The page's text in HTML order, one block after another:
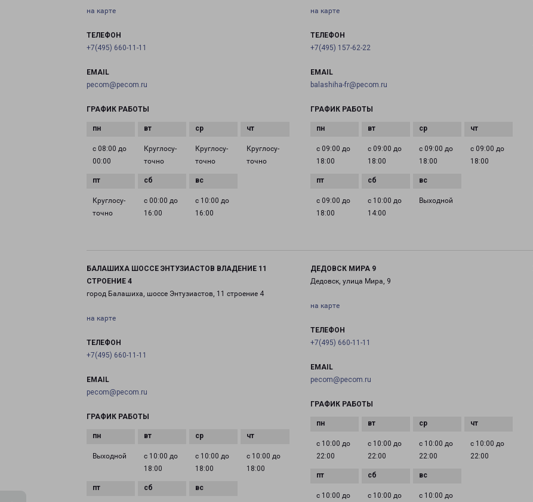
на карте
ТЕЛЕФОН
+7(495) 660-11-11
EMAIL
pecom@pecom.ru
ГРАФИК РАБОТЫ
с 08:00 до
00:00
Круглосу­
точно
Круглосу­
точно
Круглосу­
точно
Круглосу­
точно
с 00:00 до
16:00
с 10:00 до
16:00
на карте
ТЕЛЕФОН
+7(495) 157-62-22
EMAIL
balashiha-fr@pecom.ru
ГРАФИК РАБОТЫ
с 09:00 до
18:00
с 09:00 до
18:00
с 09:00 до
18:00
с 09:00 до
18:00
с 09:00 до
18:00
с 10:00 до
14:00
Выходной
БАЛАШИХА ШОССЕ ЭНТУЗИАСТОВ ВЛАДЕНИЕ 11
СТРОЕНИЕ 4
город Балашиха, шоссе Энтузиастов, 11 строение 4
на карте
ТЕЛЕФОН
+7(495) 660-11-11
EMAIL
pecom@pecom.ru
ГРАФИК РАБОТЫ
Выходной
с 10:00 до
18:00
с 10:00 до
18:00
с 10:00 до
18:00
ДЕДОВСК МИРА 9
Дедовск, улица Мира, 9
на карте
ТЕЛЕФОН
+7(495) 660-11-11
EMAIL
pecom@pecom.ru
ГРАФИК РАБОТЫ
с 10:00 до
22:00
с 10:00 до
22:00
с 10:00 до
22:00
с 10:00 до
22:00
с 10:00 до
с 10:00 до
с 10:00 до